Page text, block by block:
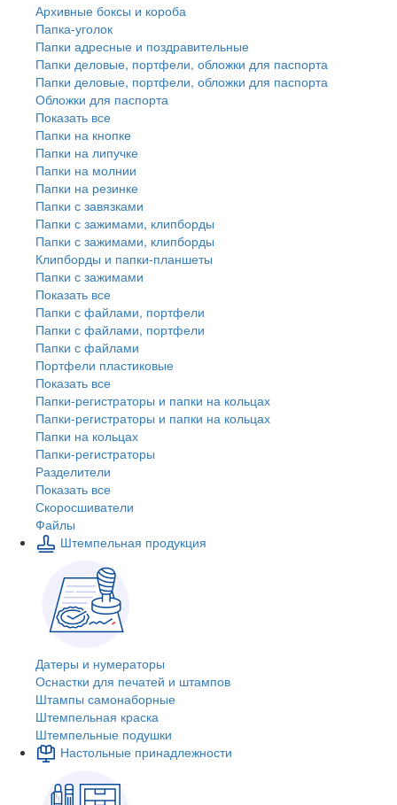
Архивные боксы и короба
Папка-уголок
Папки адресные и поздравительные
Папки деловые, портфели, обложки для паспорта
Папки деловые, портфели, обложки для паспорта
Обложки для паспорта
Показать все
Папки на кнопке
Папки на липучке
Папки на молнии
Папки на резинке
Папки с завязками
Папки с зажимами, клипборды
Папки с зажимами, клипборды
Клипборды и папки-планшеты
Папки с зажимами
Показать все
Папки с файлами, портфели
Папки с файлами, портфели
Папки с файлами
Портфели пластиковые
Показать все
Папки-регистраторы и папки на кольцах
Папки-регистраторы и папки на кольцах
Папки на кольцах
Папки-регистраторы
Разделители
Показать все
Скоросшиватели
Файлы
Штемпельная продукция
Датеры и нумераторы
Оснастки для печатей и штампов
Штампы самонаборные
Штемпельная краска
Штемпельные подушки
Настольные принадлежности